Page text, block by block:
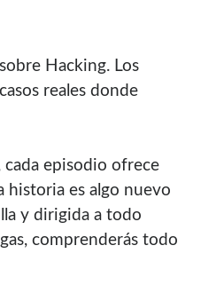
Hacking. Los
reales donde
cada episodio ofrece
es algo nuevo
y dirigida a todo
comprenderás todo